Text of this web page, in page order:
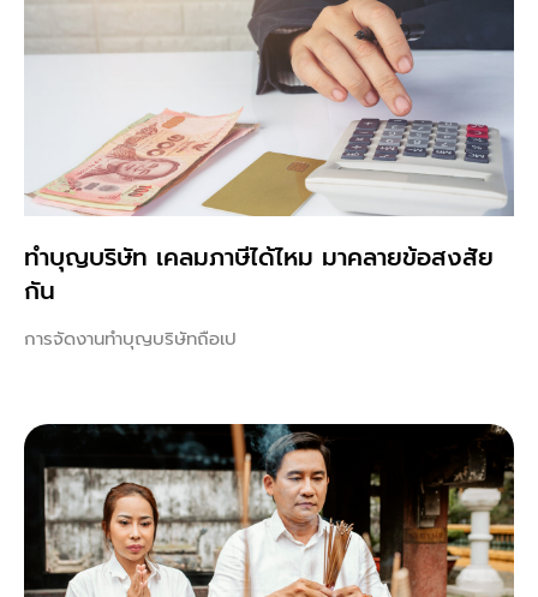
ทําบุญบริษัท เคลมภาษีได้ไหม มาคลายข้อสงสัย
กัน
การจัดงานทำบุญบริษัทถือเป